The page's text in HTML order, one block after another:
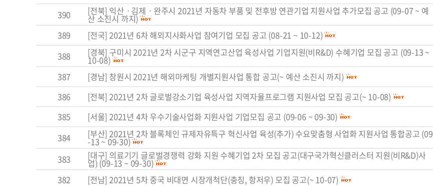
390
[전북] 익산ㆍ김제ㆍ완주시 2021년 자동차 부품 및 전후방 연관기업 지원사업 추가모집 공고 (09-07 ~ 예
산 소진시 까지)
389
[전국] 2021년 6차 해외지사화사업 참여기업 모집 공고 (08-21 ~ 10-12)
388
[경북] 구미시 2021년 2차 시군구 지역연고산업 육성사업 기업지원(비R&D) 수혜기업 모집 공고 (09-13 ~
10-08)
387
[경남] 창원시 2021년 해외마케팅 개별지원사업 통합 공고(~ 예산 소진시 까지)
386
[전북] 2021년 2차 글로벌강소기업 육성사업 지역자율프로그램 지원사업 모집 공고(~ 10-08)
385
[서울] 2021년 4차 우수기술사업화 지원사업 기업모집 공고 (09-06 ~ 09-30)
384
[부산] 2021년 2차 블록체인 규제자유특구 혁신사업 육성(추가) 수요맞춤형 사업화 지원사업 통합공고 (09
-13 ~ 09-30)
383
[대구] 의료기기 글로벌경쟁력 강화 지원 수혜기업 2차 모집 공고(대구국가혁신클러스터 지원(비R&D)사
업) (09-13 ~ 09-30)
382
[전남] 2021년 5차 중국 비대면 시장개척단(충칭, 항저우) 모집 공고(~ 10-07)